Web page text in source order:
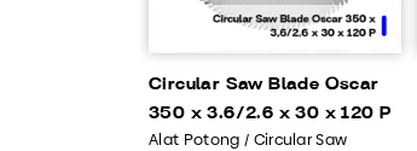
Circular Saw Blade Oscar
350 x 3.6/2.6 x 30 x 120 P
Alat Potong / Circular Saw